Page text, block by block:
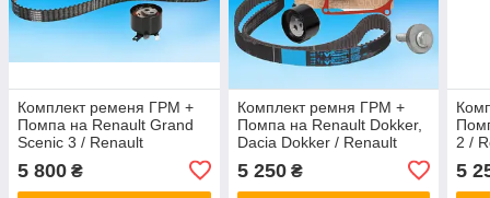
Комплект ременя ГРМ +
Помпа на Renault Grand
Scenic 3 / Renault
5 800 ₴
Комплект ремня ГРМ +
Помпа на Renault Dokker,
Dacia Dokker / Renault
5 250₴
2 /
5